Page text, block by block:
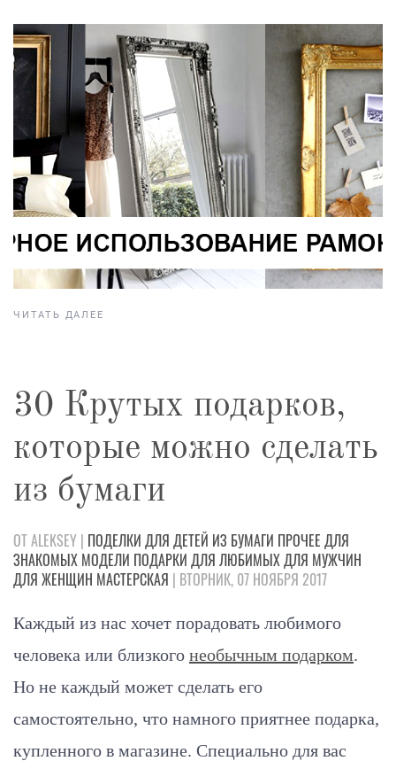
ЧИТАТЬ ДАЛЕЕ
30 Крутых подарков,
которые можно сделать
из бумаги
ОТ ALEKSEY | ПОДЕЛКИ ДЛЯ ДЕТЕЙ ИЗ БУМАГИ ПРОЧЕЕ ДЛЯ
ЗНАКОМЫХ МОДЕЛИ ПОДАРКИ ДЛЯ ЛЮБИМЫХДЛЯ МУЖЧИН
ДЛЯ ЖЕНЩИН МАСТЕРСКАЯ | ВТОРНИК, 07 НОЯБРЯ 2017
Каждый из нас хочет порадовать любимого
человека или близкого необычным подарком.
Но не каждый может сделать его
самостоятельно, что намного приятнее подарка,
купленного в магазине. Специально для вас